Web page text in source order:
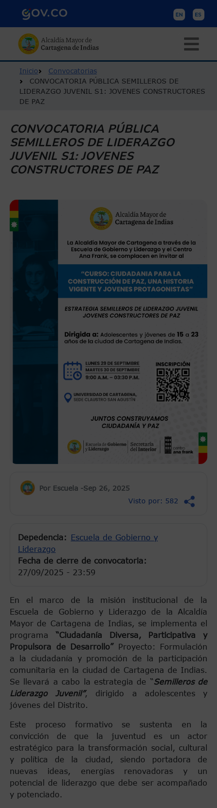
Ruta de navegación
Inicio
Convocatorias
CONVOCATORIA PÚBLICA SEMILLEROS DE
LIDERAZGO JUVENIL S1: JOVENES CONSTRUCTORES
DE PAZ
CONVOCATORIA PÚBLICA
SEMILLEROS DE LIDERAZGO
JUVENIL S1: JOVENES
CONSTRUCTORES DE PAZ
Por Escuela -Sep 26, 2025
Visto por: 582
Depedencia
Escuela de Gobierno y
Liderazgo
Fecha de cierre de convocatoria:
27/09/2025 - 23:59
En el marco de la misión institucional de la
Escuela de Gobierno y Liderazgo de la Alcaldía
Mayor de Cartagena de Indias, se implementa el
programa “Ciudadanía Diversa, Participativa y
Propulsora de Desarrollo”Proyecto: Formulación
a la ciudadanía y promoción de la participación
comunitaria en la ciudad de Cartagena de Indias.
Se llevará a cabo la estrategia de “Semilleros de
Liderazgo Juvenil”, dirigido a adolescentes y
jóvenes del Distrito.
Este proceso formativo se sustenta en la
convicción de que la juventud es un actor
estratégico para la transformación social, cultural
y política de la ciudad, siendo portadora de
nuevas ideas, energías renovadoras y un
potencial de liderazgo que debe ser acompañado
y potenciado.